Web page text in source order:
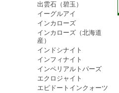
出雲石（碧玉）
イーグルアイ
インカローズ
インカローズ（北海道
産）
インドシナイト
インフィナイト
インペリアルトパーズ
エクロジャイト
エピドートインクォーツ